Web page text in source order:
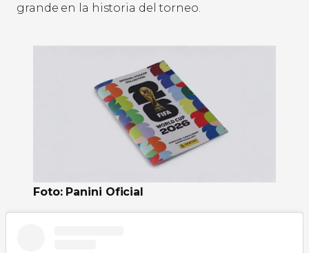
grande en la historia del torneo.
Foto: Panini Oficial